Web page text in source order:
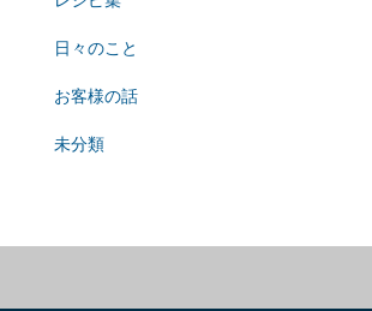
日々のこと
お客様の話
未分類